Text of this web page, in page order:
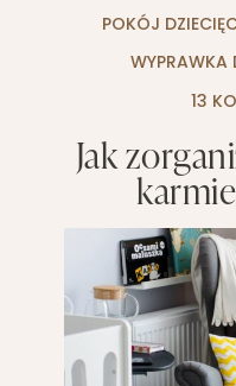
POKÓJ
WYPRAWKA
13
Jak